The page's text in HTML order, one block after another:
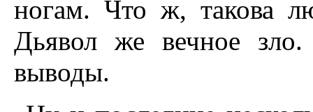
ногам. Что ж, такова
Дьявол же вечное зло.
выводы.